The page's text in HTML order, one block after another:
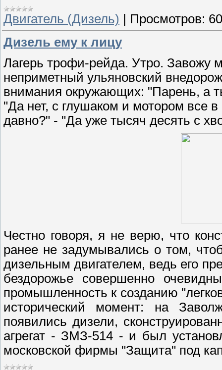
Двигатель (Дизель)
Просмотров:
Дизель ему к лицу
Лагерь трофи-рейда. Утро. Завожу
неприметный ульяновский
внимания окружающих: "Парень, а
"Да нет, с глушаком и мотором все
давно?" - "Да уже тысяч десять с
Честно говоря, я не верю, что
ранее не задумывались о том,
дизельным двигателем, ведь его
бездорожье совершенно
промышленность к созданию
исторический момент: на
появились дизели,
агрегат - ЗМЗ-514 - и был
московской фирмы "Защита" под